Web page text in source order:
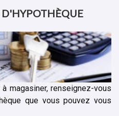
magasiner, renseignez-vous
que vous pouvez vous